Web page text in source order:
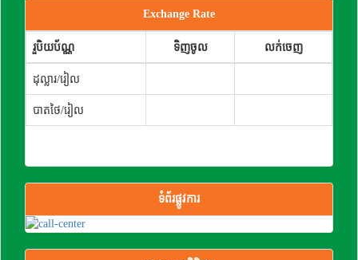
Exchange Rate
រួបិយប័ណ្ណ ទិញចូល លក់ចេញ
ដុល្លារ/រៀល
បាតថៃ/រៀល
ទំព័រផ្លូវការ